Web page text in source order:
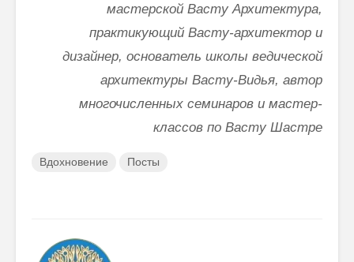
мастерской Васту Архитектура,
практикующий Васту-архитектор и
дизайнер, основатель школы ведической
архитектуры Васту-Видья, автор
многочисленных семинаров и мастер-
классов по Васту Шастре
Вдохновение Посты